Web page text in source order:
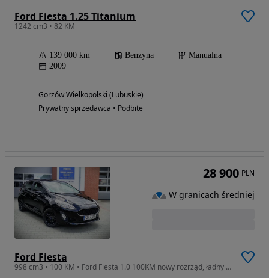
Ford Fiesta 1.25 Titanium
1242 cm3 • 82 KM
139 000 km Benzyna
Manualna
2009
Gorzów Wielkopolski (Lubuskie)
Prywatny sprzedawca • Podbite
Ford Fiesta
998 cm3 • 100 KM • Ford Fiesta 1.0 100KM nowy rozrząd, ładny stan
28 900 PLN
W granicach średniej